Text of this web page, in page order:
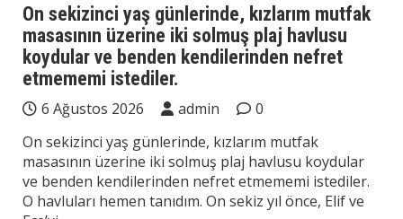
On sekizinci yaş günlerinde, kızlarım mutfak
masasının üzerine iki solmuş plaj havlusu
koydular ve benden kendilerinden nefret
etmememi istediler.
6 Ağustos 2026 admin
0
On sekizinci yaş günlerinde, kızlarım mutfak
masasının üzerine iki solmuş plaj havlusu koydular
ve benden kendilerinden nefret etmememi istediler.
O havluları hemen tanıdım. On sekiz yıl önce, Elif ve